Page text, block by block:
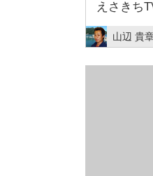
えさきち
山辺 貴